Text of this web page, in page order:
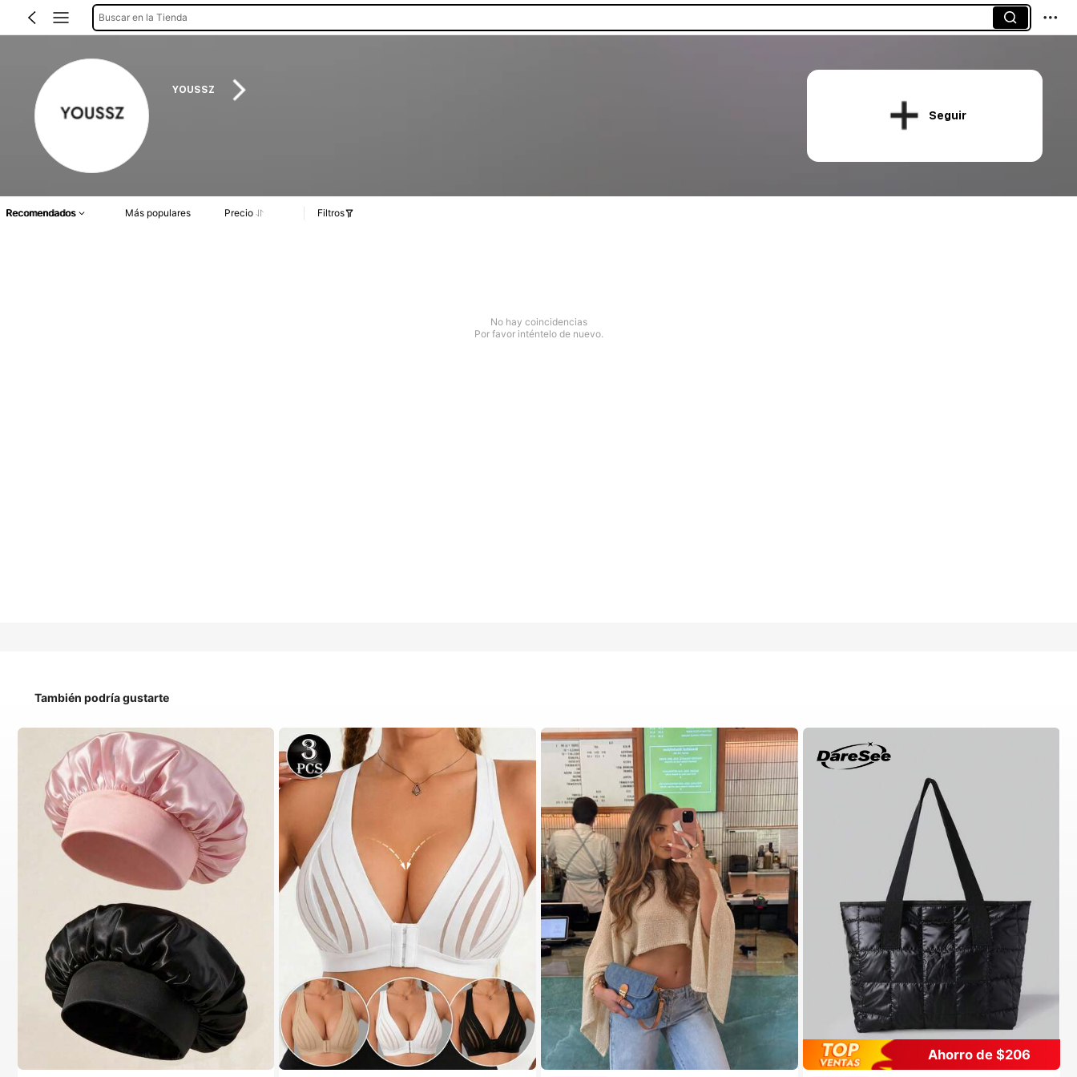
Buscar en la Tienda
YOUSSZ
Seguir
Recomendados Más populares Precio Filtros
No hay coincidencias
Por favor inténtelo de nuevo.
También podría gustarte
Ahorro de $206